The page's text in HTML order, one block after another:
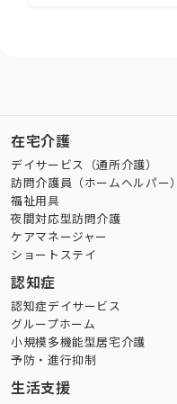
在宅介護
デイサービス（通所介護）
訪問介護員（ホームヘルパー）
福祉用具
夜間対応型訪問介護
ケアマネージャー
ショートステイ
認知症
認知症デイサービス
グループホーム
小規模多機能型居宅介護
予防・進行抑制
生活支援